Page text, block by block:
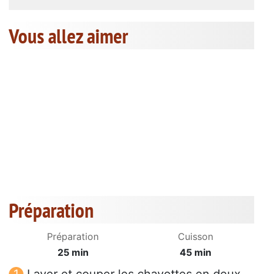
Vous allez aimer
Préparation
Préparation
25 min
Cuisson
45 min